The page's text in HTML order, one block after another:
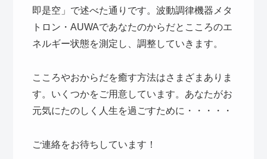
即是空」で述べた通りです。波動調律機器メタ
トロン・AUWAであなたのからだとこころのエ
ネルギー状態を測定し、調整していきます。
こころやおからだを癒す方法はさまざまありま
す。いくつかをご用意しています。あなたがお
元気にたのしく人生を過ごすために・・・・・
ご連絡をお待ちしています！